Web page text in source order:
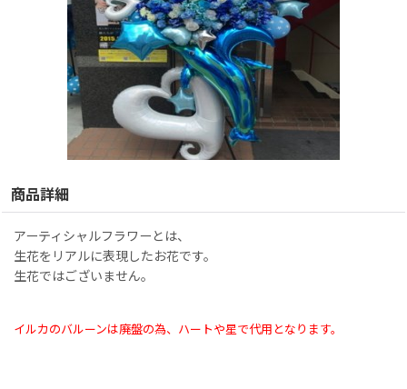
商品詳細
アーティシャルフラワーとは、
生花をリアルに表現したお花です。
生花ではございません。
イルカのバルーンは廃盤の為、ハートや星で代用となります。